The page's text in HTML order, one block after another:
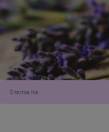
Startseite